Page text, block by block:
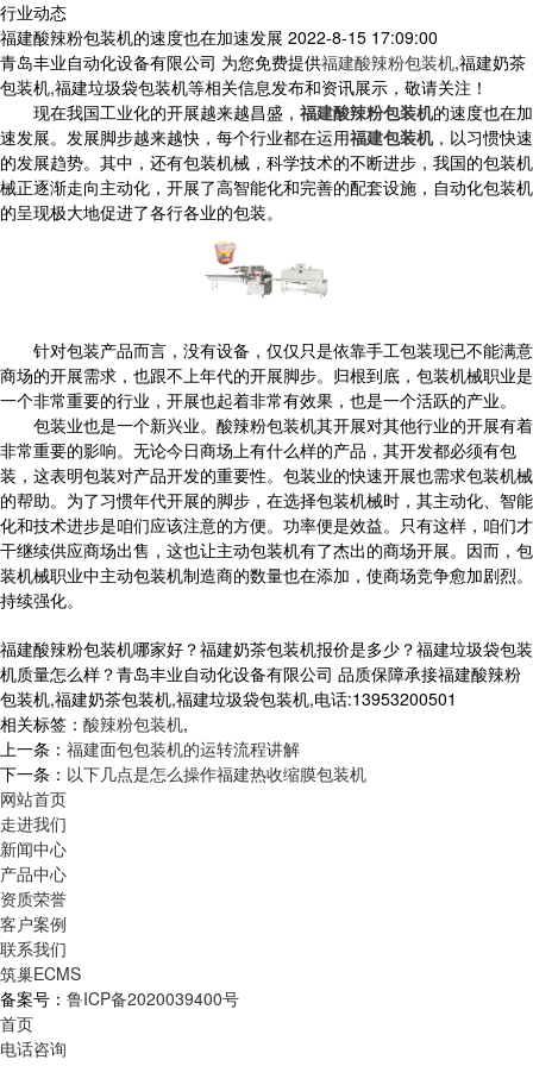
行业动态
福建酸辣粉包装机的速度也在加速发展 2022-8-15 17:09:00
青岛丰业自动化设备有限公司 为您免费提供福建酸辣粉包装机,福建奶茶
包装机,福建垃圾袋包装机等相关信息发布和资讯展示，敬请关注！
现在我国工业化的开展越来越昌盛， 福建酸辣粉包装机的速度也在加
速发展。发展脚步越来越快，每个行业都在运用福建包装机，以习惯快速
的发展趋势。其中，还有包装机械，科学技术的不断进步，我国的包装机
械正逐渐走向主动化，开展了高智能化和完善的配套设施，自动化包装机
的呈现极大地促进了各行各业的包装。
针对包装产品而言，没有设备，仅仅只是依靠手工包装现已不能满意
商场的开展需求，也跟不上年代的开展脚步。归根到底，包装机械职业是
一个非常重要的行业，开展也起着非常有效果，也是一个活跃的产业。
包装业也是一个新兴业。酸辣粉包装机其开展对其他行业的开展有着
非常重要的影响。无论今日商场上有什么样的产品，其开发都必须有包
装，这表明包装对产品开发的重要性。包装业的快速开展也需求包装机械
的帮助。为了习惯年代开展的脚步，在选择包装机械时，其主动化、智能
化和技术进步是咱们应该注意的方便。功率便是效益。只有这样，咱们才
干继续供应商场出售，这也让主动包装机有了杰出的商场开展。因而，包
装机械职业中主动包装机制造商的数量也在添加，使商场竞争愈加剧烈。
持续强化。
福建酸辣粉包装机哪家好？福建奶茶包装机报价是多少？福建垃圾袋包装
机质量怎么样？青岛丰业自动化设备有限公司 品质保障承接福建酸辣粉
包装机,福建奶茶包装机,福建垃圾袋包装机,电话:13953200501
相关标签： 酸辣粉包装机,
上一条： 福建面包包装机的运转流程讲解
下一条： 以下几点是怎么操作福建热收缩膜包装机
网站首页
走进我们
新闻中心
产品中心
资质荣誉
客户案例
联系我们
筑巢ECMS
备案号： 鲁ICP备2020039400号
首页
电话咨询